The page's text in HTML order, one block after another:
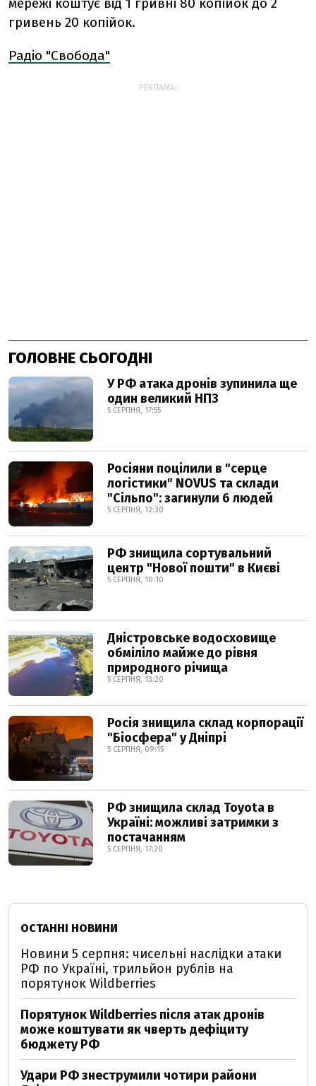
гривень 20 копійок.
Радіо "Свобода"
РЕКЛАМА:
ГОЛОВНЕ СЬОГОДНІ
У РФ атака дронів зупинила ще
один великий НПЗ
5 СЕРПНЯ, 17:55
Росіяни поцілили в "серце
логістики" NOVUS та склади
"Сільпо": загинули 6 людей
5 СЕРПНЯ, 12:30
РФ знищила сортувальний
центр "Нової пошти" в Києві
5 СЕРПНЯ, 10:10
Дністровське водосховище
обміліло майже до рівня
природного річища
5 СЕРПНЯ, 13:20
Росія знищила склад корпорації
"Біосфера" у Дніпрі
5 СЕРПНЯ, 09:15
РФ знищила склад Toyota в
Україні: можливі затримки з
постачанням
5 СЕРПНЯ, 17:20
ОСТАННІ НОВИНИ
Новини 5 серпня: чисельні наслідки атаки
РФ по Україні, трильйон рублів на
порятунок Wildberries
Порятунок Wildberries після атак дронів
може коштувати як чверть дефіциту
бюджету РФ
Удари РФ знеструмили чотири райони